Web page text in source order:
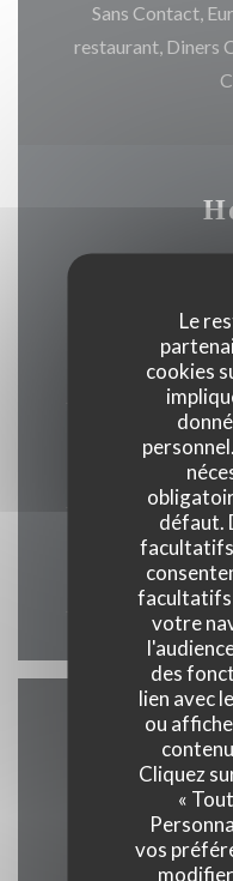
Le
cookies
défaut.
facultatifs
votre
des
lien avec
ou
Cliquez
«
vos
Sans Contact,
restaurant, Diners